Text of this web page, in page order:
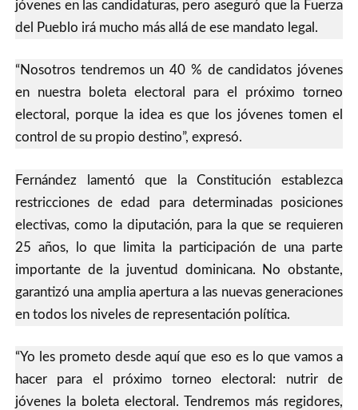
jóvenes en las candidaturas, pero aseguró que la Fuerza
del Pueblo irá mucho más allá de ese mandato legal.
“Nosotros tendremos un 40 % de candidatos jóvenes
en nuestra boleta electoral para el próximo torneo
electoral, porque la idea es que los jóvenes tomen el
control de su propio destino”, expresó.
Fernández lamentó que la Constitución establezca
restricciones de edad para determinadas posiciones
electivas, como la diputación, para la que se requieren
25 años, lo que limita la participación de una parte
importante de la juventud dominicana. No obstante,
garantizó una amplia apertura a las nuevas generaciones
en todos los niveles de representación política.
“Yo les prometo desde aquí que eso es lo que vamos a
hacer para el próximo torneo electoral: nutrir de
jóvenes la boleta electoral. Tendremos más regidores,